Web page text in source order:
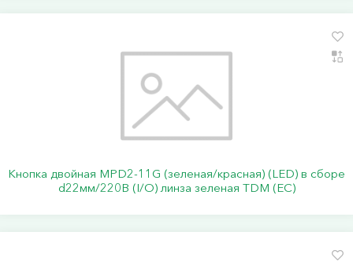
Кнопка двойная MPD2-11G (зеленая/красная) (LED) в сборе
d22мм/220В (I/O) линза зеленая TDM (ЕС)